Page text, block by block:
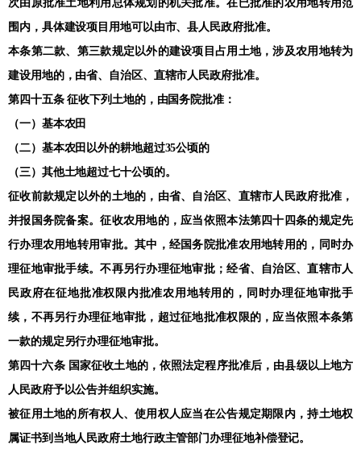
次由原批准土地利用总体规划的机关批准。在已批准的农用地转用范
围内，具体建设项目用地可以由市、县人民政府批准。
本条第二款、第三款规定以外的建设项目占用土地，涉及农用地转为
建设用地的，由省、自治区、直辖市人民政府批准。
第四十五条 征收下列土地的，由国务院批准：
（一）基本农田
（二）基本农田以外的耕地超过35公顷的
（三）其他土地超过七十公顷的。
征收前款规定以外的土地的，由省、自治区、直辖市人民政府批准，
并报国务院备案。征收农用地的，应当依照本法第四十四条的规定先
行办理农用地转用审批。其中，经国务院批准农用地转用的，同时办
理征地审批手续。不再另行办理征地审批；经省、自治区、直辖市人
民政府在征地批准权限内批准农用地转用的，同时办理征地审批手
续，不再另行办理征地审批，超过征地批准权限的，应当依照本条第
一款的规定另行办理征地审批。
第四十六条 国家征收土地的，依照法定程序批准后，由县级以上地方
人民政府予以公告并组织实施。
被征用土地的所有权人、使用权人应当在公告规定期限内，持土地权
属证书到当地人民政府土地行政主管部门办理征地补偿登记。